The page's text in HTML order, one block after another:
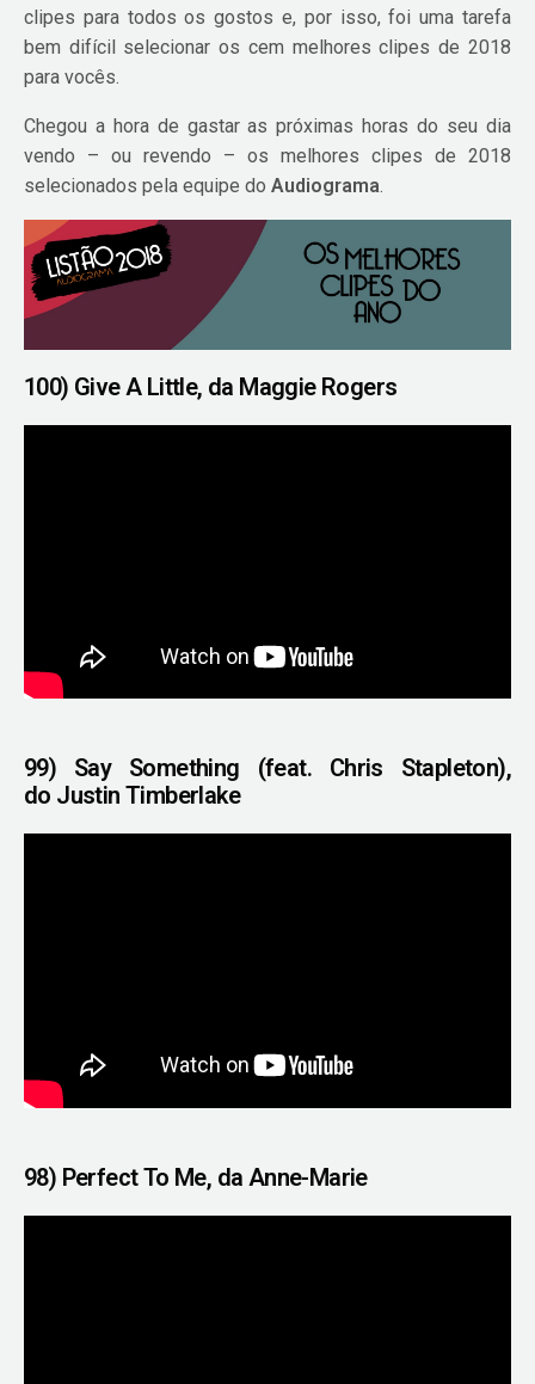
clipes para todos os gostos e, por isso, foi uma tarefa
bem difícil selecionar os cem melhores clipes de 2018
para vocês.
Chegou a hora de gastar as próximas horas do seu dia
vendo – ou revendo – os melhores clipes de 2018
selecionados pela equipe doAudiograma.
100) Give A Little, da Maggie Rogers
99) Say Something (feat. Chris Stapleton),
do Justin Timberlake
98) Perfect To Me, da Anne-Marie